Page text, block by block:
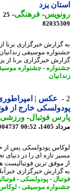
یزد
-فرهنگی-25 ساعت پیش - پنجشنبه 15 مرداد 1405، 12:53
خبرگزاری برنا از
موسیقی زندانیان
خبرگزاری برنا از یزد،
- جشنواره موسیقی-
عکس | امپراطوری
خارج از
فوتبال-ورزشی-
00:52
82004737
پودولسکی پس از
تازه ای را در دنیای
ترین فوتبالیست
خبرگزاری خبرآنلاین؛
-پودولسکی-
موسیقی-لوکاس